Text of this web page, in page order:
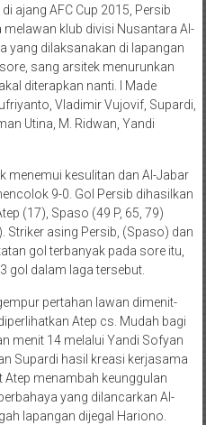
ajang AFC Cup 2015, Persib
klub divisi Nusantara Al-
yang dilaksanakan di lapangan
sang arsitek menurunkan
diterapkan nanti. I Made
Vladimir Vujovif, Supardi,
Utina, M. Ridwan, Yandi
menemui kesulitan dan Al-Jabar
9-0. Gol Persib dihasilkan
(17), Spaso (49 P, 65, 79)
Striker asing Persib, (Spaso) dan
gol terbanyak pada sore itu,
gol dalam laga tersebut.
pertahan lawan dimenit-
Atep cs. Mudah bagi
menit 14 melalui Yandi Sofyan
Supardi hasil kreasi kerjasama
Atep menambah keunggulan
yang dilancarkan Al-
lapangan dijegal Hariono.